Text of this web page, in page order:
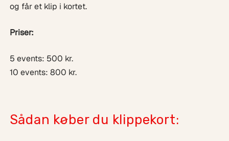
og får et klip i kortet.
Priser:
5 events: 500 kr.
10 events: 800 kr.
Sådan køber du klippekort: